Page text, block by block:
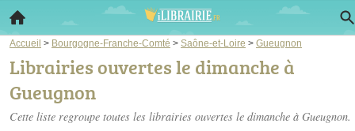
Accueil > Bourgogne-Franche-Comté > Saône-et-Loire > Gueugnon
Librairies ouvertes le dimanche à
Gueugnon
Cette liste regroupe toutes les librairies ouvertes le dimanche à Gueugnon.